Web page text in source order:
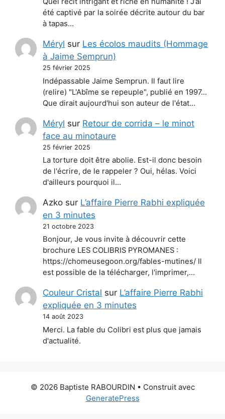
été captivé par la soirée décrite autour du bar
à tapas…
Méryl sur Les écolos maudits (Hommage
à Jaime Semprun)
25 février 2025
Indépassable Jaime Semprun. Il faut lire
(relire) "L'Abîme se repeuple", publié en 1997...
Que dirait aujourd'hui son auteur de l'état…
Méryl sur Retour de corrida – le minot
face au minotaure
25 février 2025
La torture doit être abolie. Est-il donc besoin
de l'écrire, de le rappeler ? Oui, hélas. Voici
d'ailleurs pourquoi il…
Azko sur L’affaire Pierre Rabhi expliquée
en 3 minutes
21 octobre 2023
Bonjour, Je vous invite à découvrir cette
brochure LES COLIBRIS PYROMANES :
https://chomeusegoon.org/fables-mutines/ Il
est possible de la télécharger, l'imprimer,…
Couleur Cristal sur L’affaire Pierre Rabhi
expliquée en 3 minutes
14 août 2023
Merci. La fable du Colibri est plus que jamais
d'actualité.
© 2026 Baptiste RABOURDIN • Construit avec
GeneratePress